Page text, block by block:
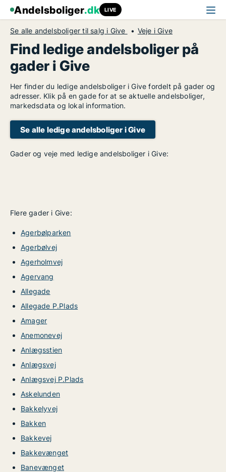
Andelsboliger.dk LIVE
Se alle andelsboliger til salg i Give Veje i Give
Find ledige andelsboliger på
gader i Give
Her finder du ledige andelsboliger i Give fordelt på gader og
adresser. Klik på en gade for at se aktuelle andelsboliger,
markedsdata og lokal information.
Se alle ledige andelsboliger i Give
Gader og veje med ledige andelsboliger i Give:
Flere gader i Give:
Agerbølparken
Agerbølvej
Agerholmvej
Agervang
Allegade
Allegade P.Plads
Amager
Anemonevej
Anlægsstien
Anlægsvej
Anlægsvej P.Plads
Askelunden
Bakkelyvej
Bakken
Bakkevej
Bakkevænget
Banevænget